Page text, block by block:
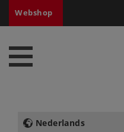
Webshop
Nederlands